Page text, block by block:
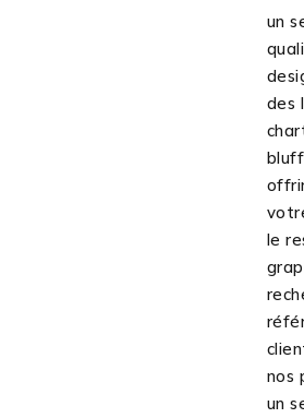
un
des
le
nos
un